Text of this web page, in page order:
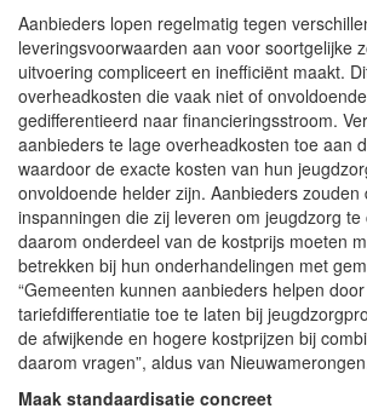
Aanbieders lopen regelmatig tegen
leveringsvoorwaarden aan voor soortgelijke
uitvoering compliceert en inefficiënt maakt.
overheadkosten die vaak niet of
gedifferentieerd naar financieringsstroom.
aanbieders te lage overheadkosten toe aan
waardoor de exacte kosten van hun
onvoldoende helder zijn. Aanbieders zouden
inspanningen die zij leveren om jeugdzorg te
daarom onderdeel van de kostprijs moeten
betrekken bij hun onderhandelingen met
“Gemeenten kunnen aanbieders helpen
tariefdifferentiatie toe te laten bij
de afwijkende en hogere kostprijzen bij
daarom vragen”, aldus van
Maak standaardisatie concreet